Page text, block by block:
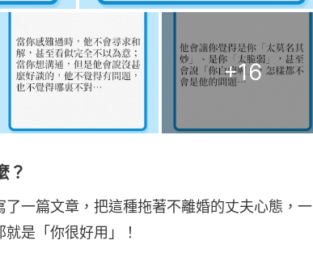
+16
？
一篇文章，把這種拖著不離婚的丈夫心態，一
是「你很好用」！